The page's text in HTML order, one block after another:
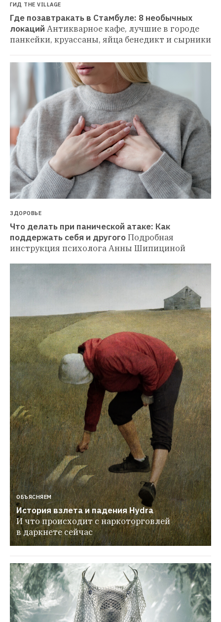
ГИД THE VILLAGE
Где позавтракать в Стамбуле: 8 необычных
локаций Антикварное кафе, лучшие в городе
панкейки, круассаны, яйца бенедикт и сырники
ЗДОРОВЬЕ
Что делать при панической атаке: Как
поддержать себя и другогоПодробная
инструкция психолога Анны Шипициной
ОБЪЯСНЯЕМ
История взлета и падения Hydra
И что происходит с наркоторговлей
в даркнете сейчас